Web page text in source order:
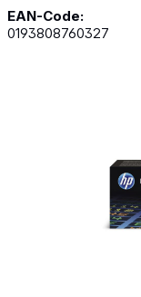
EAN-Code:
0193808760327